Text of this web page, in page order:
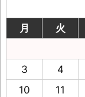
月
火
3
4
10
11